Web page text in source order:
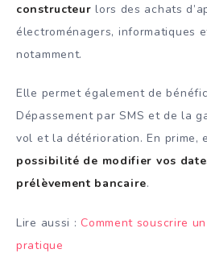
constructeur lors des achats
électroménagers, informatiques
notamment.
Elle permet également de
Dépassement par SMS et de la
vol et la détérioration. En prime,
possibilité de modifier vos
prélèvement bancaire.
Lire aussi : Comment souscrire
pratique